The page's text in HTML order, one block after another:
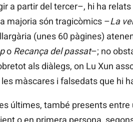
a partir del tercer–, hi ha
majoria són tragicòmics ­–La
(unes 60 pàgines)
oRecança del passat–; no
als diàlegs, on Lu Xun
màscares i falsedats que hi
últimes, també presents
o en primera persona,